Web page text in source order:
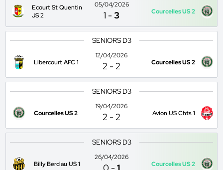
Ecourt St Quentin
JS 2
05/04/2026
1 -3 Courcelles US 2
SENIORS D3
Libercourt AFC 1
12/04/2026
2 -2 Courcelles US 2
SENIORS D3
Courcelles US 2
19/04/2026
2 -2 Avion US Chts 1
SENIORS D3
Billy Berclau US 1
26/04/2026
Courcelles US 2